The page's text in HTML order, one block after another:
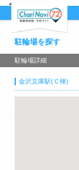
駐輪場を探す
駐輪場詳細
金沢文庫駅(Ｃ棟)